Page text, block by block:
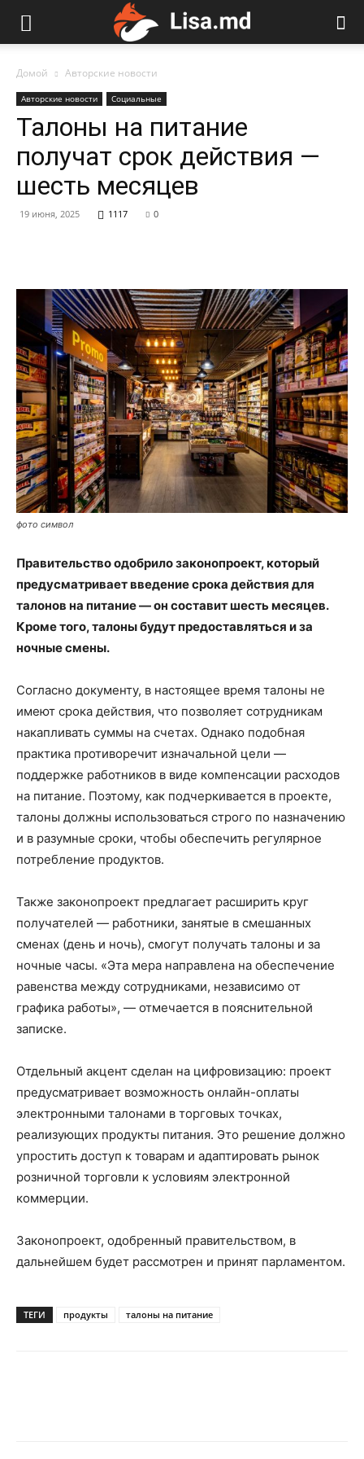
Домой Авторские новости
Авторские новости Социальные
Талоны на питание
получат срок действия —
шесть месяцев
19 июня, 2025 1117 0
фото символ
Правительство одобрило законопроект, который
предусматривает введение срока действия для
талонов на питание — он составит шесть месяцев.
Кроме того, талоны будут предоставляться и за
ночные смены.
Согласно документу, в настоящее время талоны не
имеют срока действия, что позволяет сотрудникам
накапливать суммы на счетах. Однако подобная
практика противоречит изначальной цели —
поддержке работников в виде компенсации расходов
на питание. Поэтому, как подчеркивается в проекте,
талоны должны использоваться строго по назначению
и в разумные сроки, чтобы обеспечить регулярное
потребление продуктов.
Также законопроект предлагает расширить круг
получателей — работники, занятые в смешанных
сменах (день и ночь), смогут получать талоны и за
ночные часы. «Эта мера направлена на обеспечение
равенства между сотрудниками, независимо от
графика работы», — отмечается в пояснительной
записке.
Отдельный акцент сделан на цифровизацию: проект
предусматривает возможность онлайн-оплаты
электронными талонами в торговых точках,
реализующих продукты питания. Это решение должно
упростить доступ к товарам и адаптировать рынок
розничной торговли к условиям электронной
коммерции.
Законопроект, одобренный правительством, в
дальнейшем будет рассмотрен и принят парламентом.
ТЕГИ продукты талоны на питание